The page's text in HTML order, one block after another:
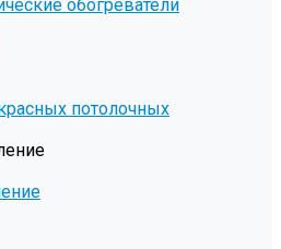
обогреватели
потолочных